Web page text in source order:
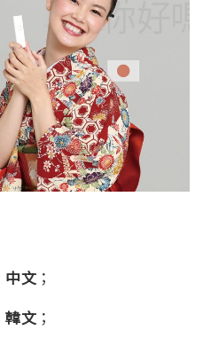
中文；
韓文；